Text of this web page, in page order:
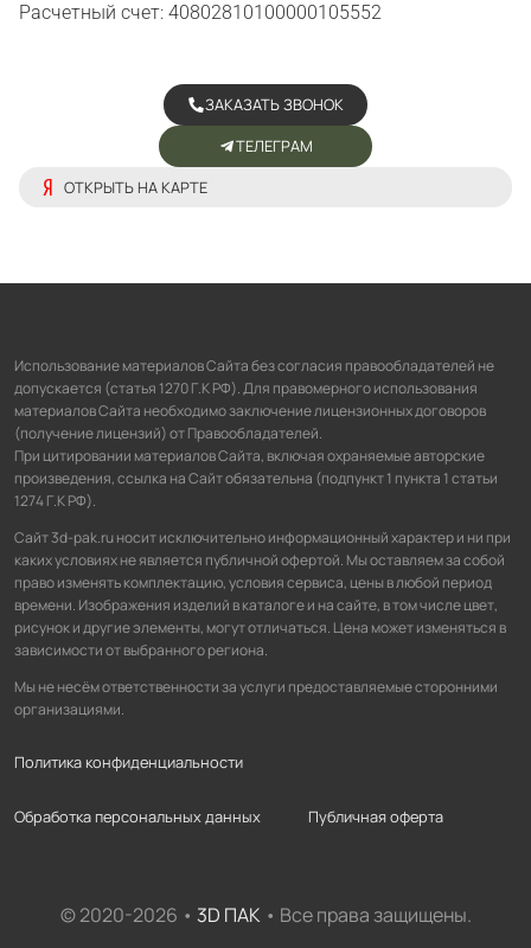
Расчетный счет: 40802810100000105552
ОТКРЫТЬ НА КАРТЕ
ТЕЛЕГРАМ
ЗАКАЗАТЬ ЗВОНОК
Использование материалов Сайта без согласия правообладателей не
допускается (статья 1270 Г.К РФ). Для правомерного использования
материалов Сайта необходимо заключение лицензионных договоров
(получение лицензий) от Правообладателей.
При цитировании материалов Сайта, включая охраняемые авторские
произведения, ссылка на Сайт обязательна (подпункт 1 пункта 1 статьи
1274 Г.К РФ).
Сайт 3d-pak.ru носит исключительно информационный характер и ни при
каких условиях не является публичной офертой. Мы оставляем за собой
право изменять комплектацию, условия сервиса, цены в любой период
времени. Изображения изделий в каталоге и на сайте, в том числе цвет,
рисунок и другие элементы, могут отличаться. Цена может изменяться в
зависимости от выбранного региона.
Мы не несём ответственности за услуги предоставляемые сторонними
организациями.
Политика конфиденциальности
Обработка персональных данных Публичная оферта
© 2020-2026 • 3D ПАК• Все права защищены.